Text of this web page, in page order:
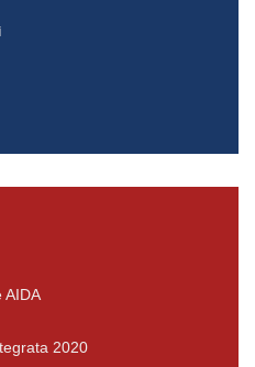
AIDA
2020